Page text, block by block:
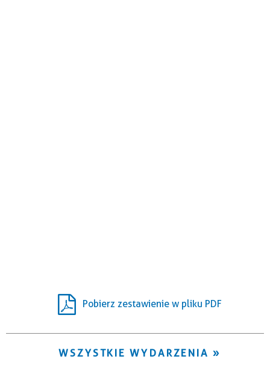
Pobierz zestawienie w pliku PDF
WSZYSTKIE WYDARZENIA